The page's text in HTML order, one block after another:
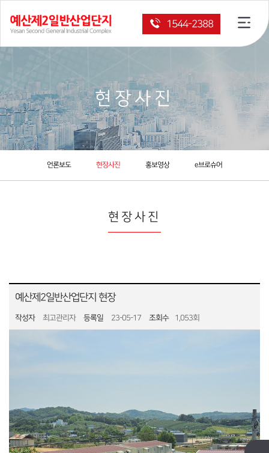
1544-2388
현장사진
언론보도 현장사진 홍보영상 e브로슈어
현장사진
예산제2일반산업단지 현장
작성자 최고관리자 등록일 23-05-17 조회수 1,053회